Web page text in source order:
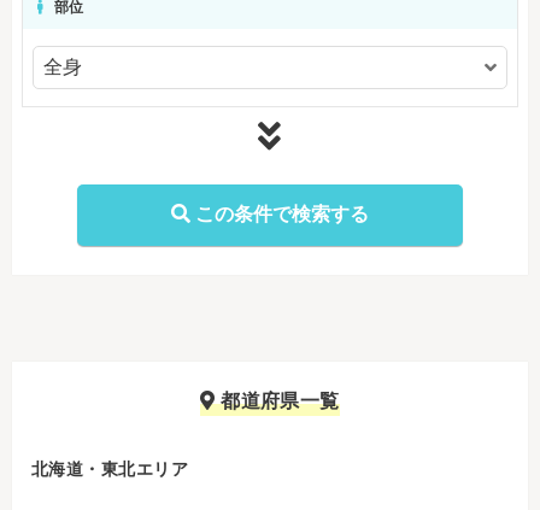
部位
都道府県一覧
北海道・東北エリア